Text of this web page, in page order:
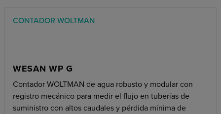
CONTADOR WOLTMAN
WESAN WP G
Contador WOLTMAN de agua robusto y modular con
registro mecánico para medir el flujo en tuberías de
suministro con altos caudales y pérdida mínima de